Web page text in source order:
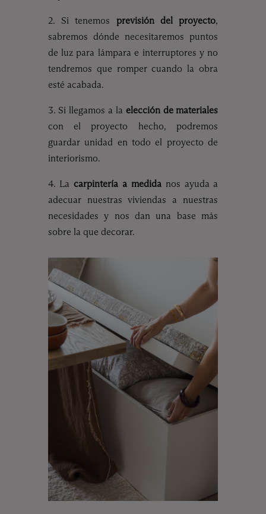
2. Si tenemos previsión del proyecto,
sabremos dónde necesitaremos puntos
de luz para lámpara e interruptores y no
tendremos que romper cuando la obra
esté acabada.
3. Si llegamos a la elección de materiales
con el proyecto hecho, podremos
guardar unidad en todo el proyecto de
interiorismo.
4. Lacarpintería a medidanos ayuda a
adecuar nuestras viviendas a nuestras
necesidades y nos dan una base más
sobre la que decorar.